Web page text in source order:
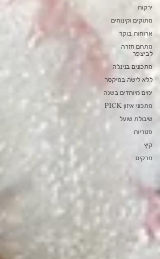
ירקות
מתוקים וקינוחים
ארוחות בוקר
מתחם חזרה
לביצפר
מתכונים בנינג'ה
ללא לישה במיקסר
ימים מיוחדים בשנה
מתכוני איזון PICK
שיבולת שועל
פטריות
קיץ
מרקים